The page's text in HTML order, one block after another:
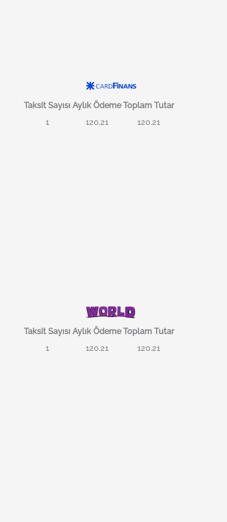
Taksit Sayısı Aylık Ödeme Toplam Tutar
1
120.21 120.21
Taksit Sayısı Aylık Ödeme Toplam Tutar
1
120.21 120.21